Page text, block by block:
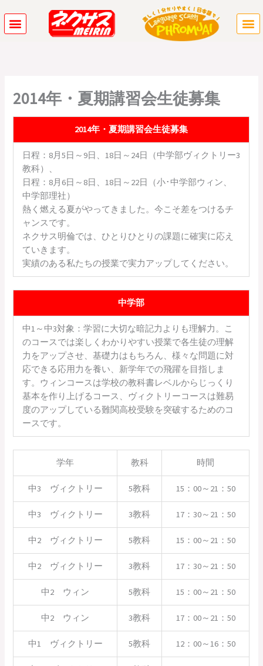
を
2014年・夏期講習会生徒募集
2014年・夏期講習会生徒募集
日程：8月5日～9日、18日～24日（中学部ヴィクトリー3
教科）、
日程：8月6日～8日、18日～22日（小･中学部ウィン、
中学部理社）
熱く燃える夏がやってきました。今こそ差をつけるチ
ャンスです。
ネクサス明倫では、ひとりひとりの課題に確実に応え
ていきます。
実績のある私たちの授業で実力アップしてください。
中学部
中1～中3対象：学習に大切な暗記力よりも理解力。こ
のコースでは楽しくわかりやすい授業で各生徒の理解
力をアップさせ、基礎力はもちろん、様々な問題に対
応できる応用力を養い、新学年での飛躍を目指しま
す。ウィンコースは学校の教科書レベルからじっくり
基本を作り上げるコース、ヴィクトリーコースは難易
度のアップしている難関高校受験を突破するためのコ
ースです。
学年 教科 時間
中3 ヴィクトリー 5教科 15：00～21：50
中3 ヴィクトリー 3教科 17：30～21：50
中2 ヴィクトリー 5教科 15：00～21：50
中2 ヴィクトリー 3教科 17：30～21：50
中2 ウィン 5教科 15：00～21：50
中2 ウィン 3教科 17：00～21：50
中1 ヴィクトリー 5教科 12：00～16：50